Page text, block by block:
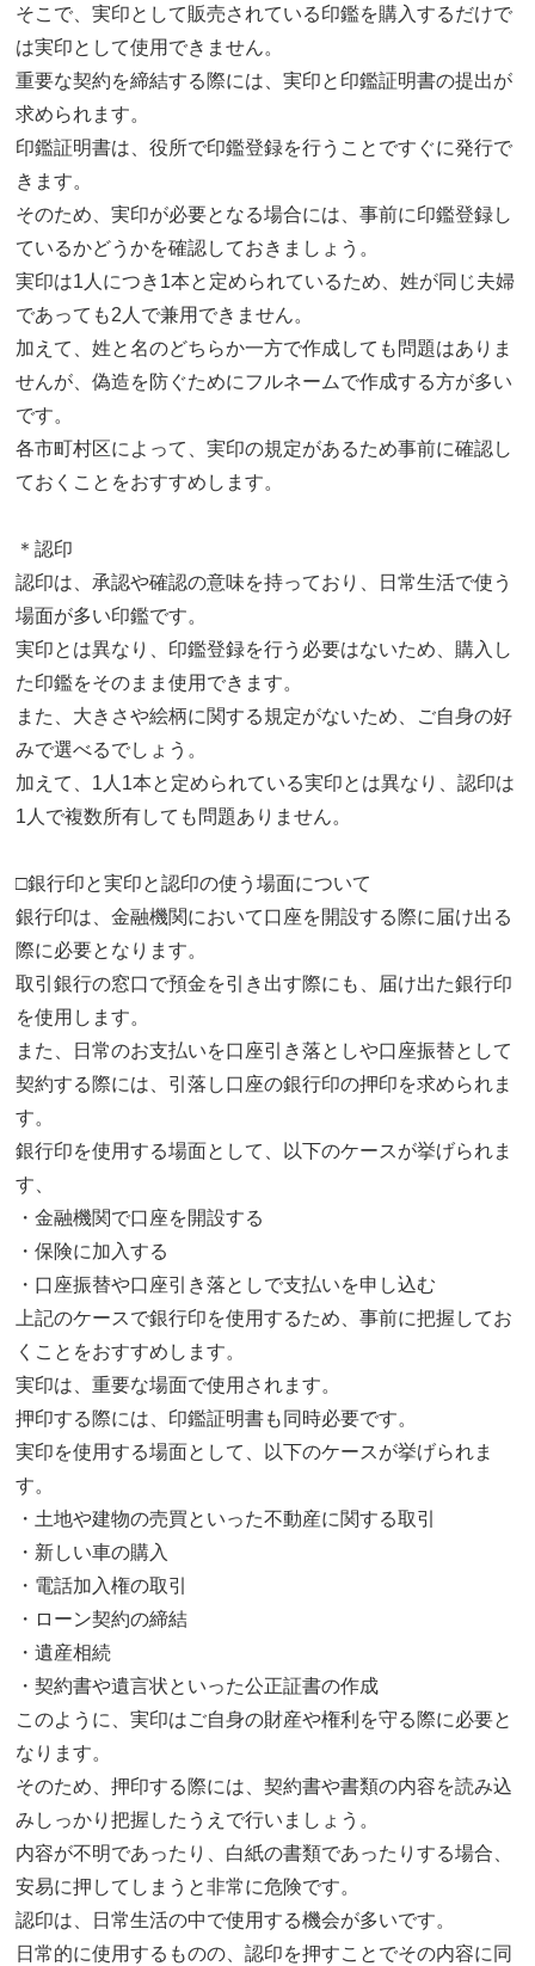
そこで、実印として販売されている印鑑を購入するだけで
は実印として使用できません。
重要な契約を締結する際には、実印と印鑑証明書の提出が
求められます。
印鑑証明書は、役所で印鑑登録を行うことですぐに発行で
きます。
そのため、実印が必要となる場合には、事前に印鑑登録し
ているかどうかを確認しておきましょう。
実印は1人につき1本と定められているため、姓が同じ夫婦
であっても2人で兼用できません。
加えて、姓と名のどちらか一方で作成しても問題はありま
せんが、偽造を防ぐためにフルネームで作成する方が多い
です。
各市町村区によって、実印の規定があるため事前に確認し
ておくことをおすすめします。
＊認印
認印は、承認や確認の意味を持っており、日常生活で使う
場面が多い印鑑です。
実印とは異なり、印鑑登録を行う必要はないため、購入し
た印鑑をそのまま使用できます。
また、大きさや絵柄に関する規定がないため、ご自身の好
みで選べるでしょう。
加えて、1人1本と定められている実印とは異なり、認印は
1人で複数所有しても問題ありません。
□銀行印と実印と認印の使う場面について
銀行印は、金融機関において口座を開設する際に届け出る
際に必要となります。
取引銀行の窓口で預金を引き出す際にも、届け出た銀行印
を使用します。
また、日常のお支払いを口座引き落としや口座振替として
契約する際には、引落し口座の銀行印の押印を求められま
す。
銀行印を使用する場面として、以下のケースが挙げられま
す、
・金融機関で口座を開設する
・保険に加入する
・口座振替や口座引き落としで支払いを申し込む
上記のケースで銀行印を使用するため、事前に把握してお
くことをおすすめします。
実印は、重要な場面で使用されます。
押印する際には、印鑑証明書も同時必要です。
実印を使用する場面として、以下のケースが挙げられま
す。
・土地や建物の売買といった不動産に関する取引
・新しい車の購入
・電話加入権の取引
・ローン契約の締結
・遺産相続
・契約書や遺言状といった公正証書の作成
このように、実印はご自身の財産や権利を守る際に必要と
なります。
そのため、押印する際には、契約書や書類の内容を読み込
みしっかり把握したうえで行いましょう。
内容が不明であったり、白紙の書類であったりする場合、
安易に押してしまうと非常に危険です。
認印は、日常生活の中で使用する機会が多いです。
日常的に使用するものの、認印を押すことでその内容に同